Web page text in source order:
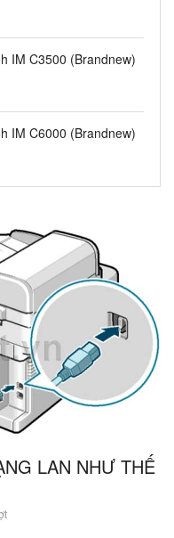
IM C3500 (Brandnew)
IM C6000 (Brandnew)
LAN NHƯ THẾ